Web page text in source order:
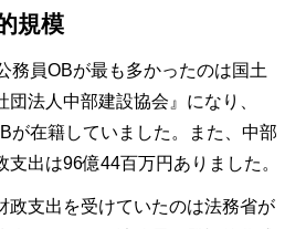
規模
務員OBが最も多かったのは国土
法人中部建設協会』になり、
が在籍していました。また、中部
出は96億44百万円ありました。
政支出を受けていたのは法務省が